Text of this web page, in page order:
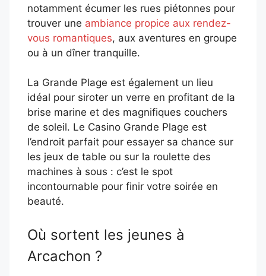
notamment écumer les rues piétonnes pour
trouver une ambiance propice aux rendez-
vous romantiques, aux aventures en groupe
ou à un dîner tranquille.
La Grande Plage est également un lieu
idéal pour siroter un verre en profitant de la
brise marine et des magnifiques couchers
de soleil. Le Casino Grande Plage est
l’endroit parfait pour essayer sa chance sur
les jeux de table ou sur la roulette des
machines à sous : c’est le spot
incontournable pour finir votre soirée en
beauté.
Où sortent les jeunes à
Arcachon ?